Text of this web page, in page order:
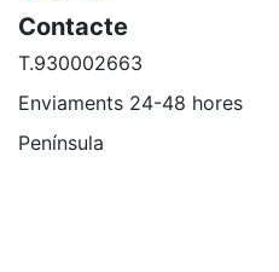
Contacte
T.930002663
Enviaments 24-48 hores
Península